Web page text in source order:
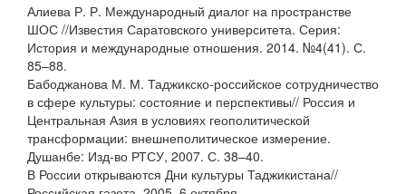
Алиева Р. Р. Международный диалог на пространстве
ШОС //Известия Саратовского университета. Серия:
История и международные отношения. 2014. №4(41). С.
85–88.
Бабоджанова М. М. Таджикско-российское сотрудничество
в сфере культуры: состояние и перспективы// Россия и
Центральная Азия в условиях геополитической
трансформации: внешнеполитическое измерение.
Душанбе: Изд-во РТСУ, 2007. С. 38–40.
В России открываются Дни культуры Таджикистана//